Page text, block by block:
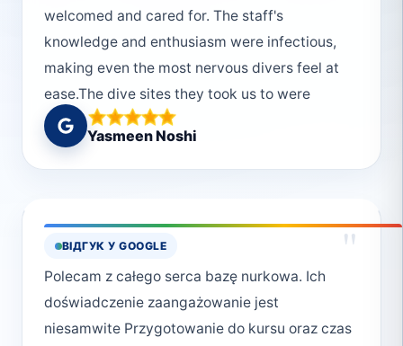
welcomed and cared for. The staff's
knowledge and enthusiasm were infectious,
making even the most nervous divers feel at
ease.The dive sites they took us to were
absolutely breathtaking. They choose the
sites having the top priority giving the best
experience to the divers. The guides were not
about sharing their love of the underwater
world. They pointed out hidden treasures and
ensured our safety throughout the dives. I
totally recommend diving with Moudy as he is
very confident and makes you feel safe and
Yasmeen Noshi
ВІДГУК У GOOGLE "
Polecam z całego serca bazę nurkowa. Ich
doświadczenie zaangażowanie jest
niesamwite Przygotowanie do kursu oraz czas